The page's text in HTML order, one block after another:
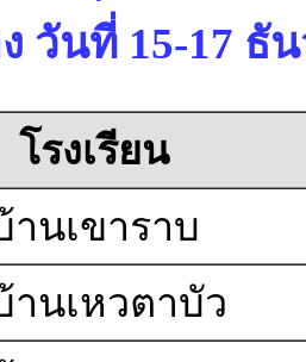
วันที่ 15-17 ธั
โรงเรียน
านเขาราบ
านเหวตาบัว